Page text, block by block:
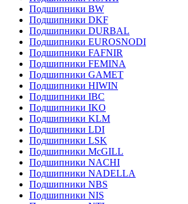
Подшипники BW
Подшипники DKF
Подшипники DURBAL
Подшипники EUROSNODI
Подшипники FAFNIR
Подшипники FEMINA
Подшипники GAMET
Подшипники HIWIN
Подшипники IBC
Подшипники IKO
Подшипники KLM
Подшипники LDI
Подшипники LSK
Подшипники McGILL
Подшипники NACHI
Подшипники NADELLA
Подшипники NBS
Подшипники NIS